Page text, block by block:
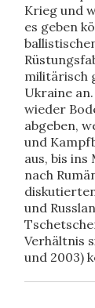
Krieg und
es geben
militärisch
Ukraine
wieder
abgeben,
und
aus, bis
nach
und
Verhältnis
und 2003)